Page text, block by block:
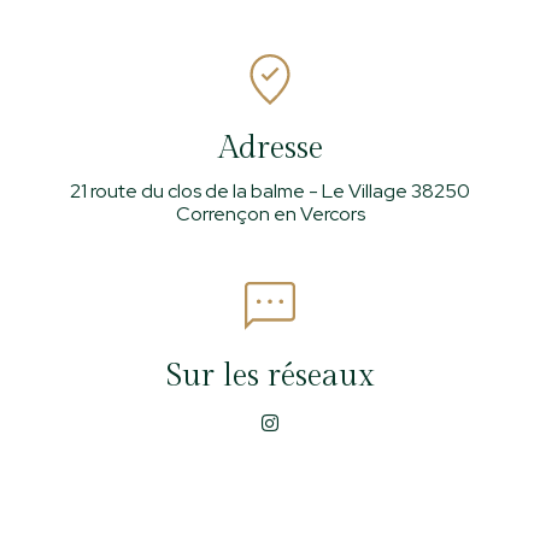
Adresse
21 route du clos de la balme - Le Village 38250
Corrençon en Vercors
Sur les réseaux